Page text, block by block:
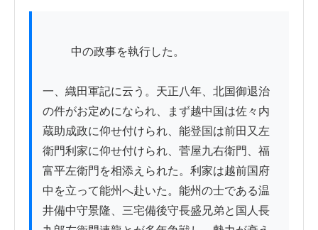
一、織田軍記に云う。天正八年、北国御退治
の件がお定めになられ、まず越中国は佐々内
蔵助成政に仰せ付けられ、能登国は前田又左
衛門利家に仰せ付けられ、菅屋九右衛門、福
富平左衛門を相添えられた。利家は越前国府
中を立って能州へ赴いた。能州の士である温
井備中守景隆、三宅備後守長盛兄弟と国人長